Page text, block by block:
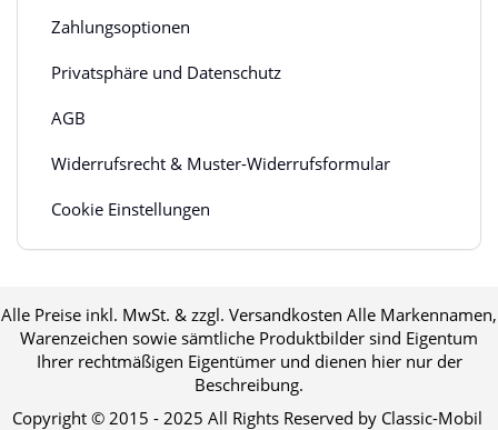
Zahlungsoptionen
Privatsphäre und Datenschutz
AGB
Widerrufsrecht & Muster-Widerrufsformular
Cookie Einstellungen
Alle Preise inkl. MwSt. & zzgl. Versandkosten Alle Markennamen,
Warenzeichen sowie sämtliche Produktbilder sind Eigentum
Ihrer rechtmäßigen Eigentümer und dienen hier nur der
Beschreibung.
Copyright © 2015 - 2025 All Rights Reserved by Classic-Mobil